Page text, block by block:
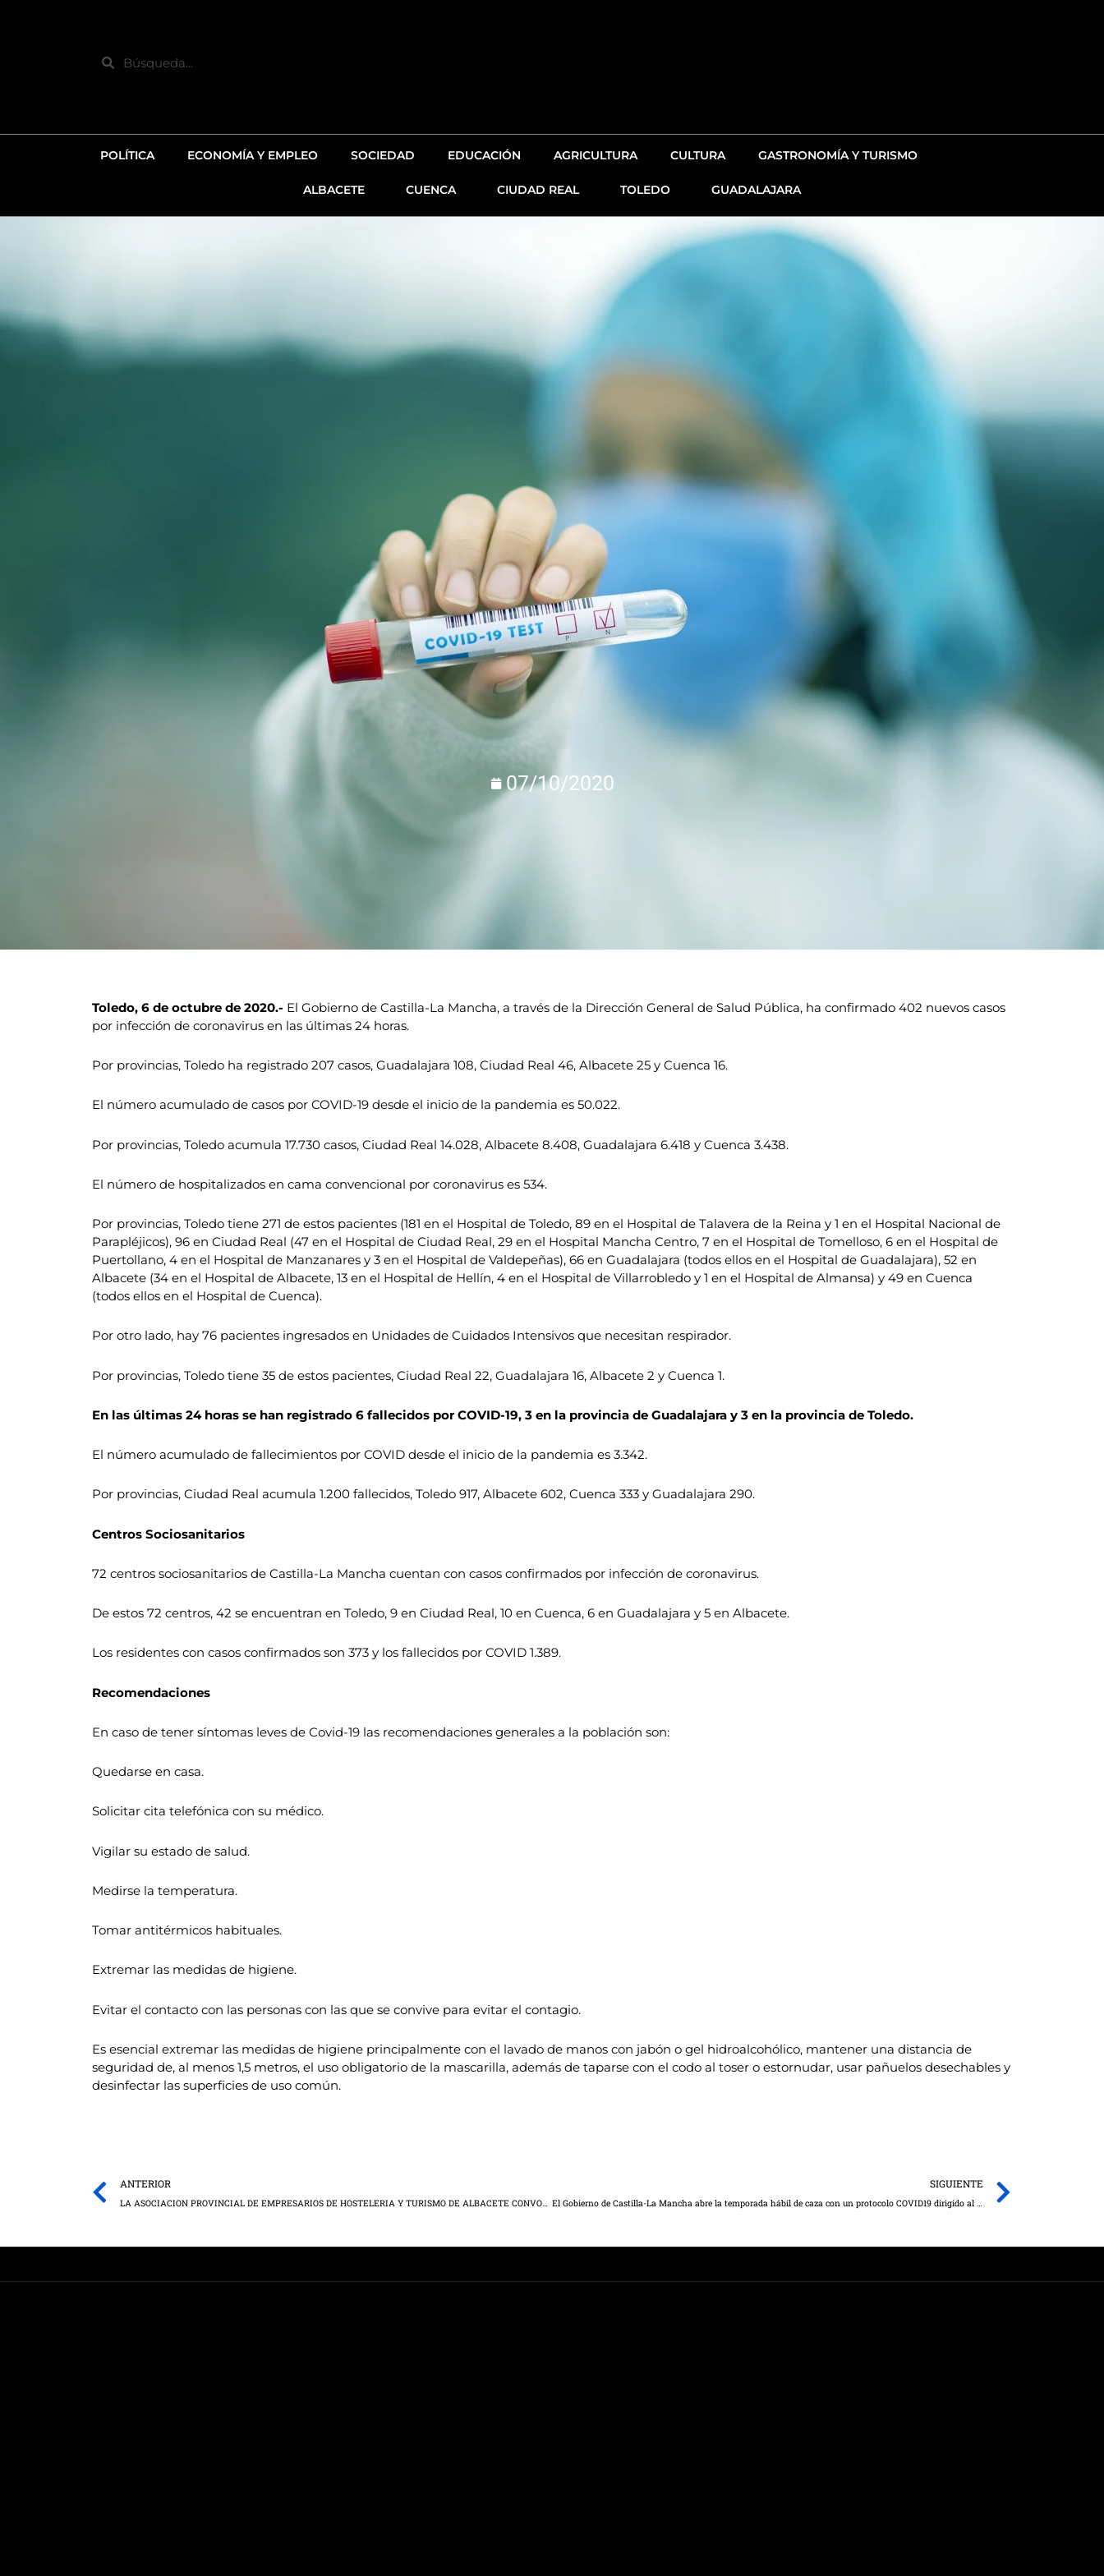
Search
POLÍTICA ECONOMÍA Y EMPLEO SOCIEDAD EDUCACIÓN AGRICULTURA CULTURA GASTRONOMÍA Y TURISMO
ALBACETE CUENCA CIUDAD REAL TOLEDO GUADALAJARA
07/10/2020
Toledo, 6 de octubre de 2020.- El Gobierno de Castilla-La Mancha, a través de la Dirección General de Salud Pública, ha confirmado 402 nuevos casos
por infección de coronavirus en las últimas 24 horas.
Por provincias, Toledo ha registrado 207 casos, Guadalajara 108, Ciudad Real 46, Albacete 25 y Cuenca 16.
El número acumulado de casos por COVID-19 desde el inicio de la pandemia es 50.022.
Por provincias, Toledo acumula 17.730 casos, Ciudad Real 14.028, Albacete 8.408, Guadalajara 6.418 y Cuenca 3.438.
El número de hospitalizados en cama convencional por coronavirus es 534.
Por provincias, Toledo tiene 271 de estos pacientes (181 en el Hospital de Toledo, 89 en el Hospital de Talavera de la Reina y 1 en el Hospital Nacional de
Parapléjicos), 96 en Ciudad Real (47 en el Hospital de Ciudad Real, 29 en el Hospital Mancha Centro, 7 en el Hospital de Tomelloso, 6 en el Hospital de
Puertollano, 4 en el Hospital de Manzanares y 3 en el Hospital de Valdepeñas), 66 en Guadalajara (todos ellos en el Hospital de Guadalajara), 52 en
Albacete (34 en el Hospital de Albacete, 13 en el Hospital de Hellín, 4 en el Hospital de Villarrobledo y 1 en el Hospital de Almansa) y 49 en Cuenca
(todos ellos en el Hospital de Cuenca).
Por otro lado, hay 76 pacientes ingresados en Unidades de Cuidados Intensivos que necesitan respirador.
Por provincias, Toledo tiene 35 de estos pacientes, Ciudad Real 22, Guadalajara 16, Albacete 2 y Cuenca 1.
En las últimas 24 horas se han registrado 6 fallecidos por COVID-19, 3 en la provincia de Guadalajara y 3 en la provincia de Toledo.
El número acumulado de fallecimientos por COVID desde el inicio de la pandemia es 3.342.
Por provincias, Ciudad Real acumula 1.200 fallecidos, Toledo 917, Albacete 602, Cuenca 333 y Guadalajara 290.
Centros Sociosanitarios
72 centros sociosanitarios de Castilla-La Mancha cuentan con casos confirmados por infección de coronavirus.
De estos 72 centros, 42 se encuentran en Toledo, 9 en Ciudad Real, 10 en Cuenca, 6 en Guadalajara y 5 en Albacete.
Los residentes con casos confirmados son 373 y los fallecidos por COVID 1.389.
Recomendaciones
En caso de tener síntomas leves de Covid-19 las recomendaciones generales a la población son:
Quedarse en casa.
Solicitar cita telefónica con su médico.
Vigilar su estado de salud.
Medirse la temperatura.
Tomar antitérmicos habituales.
Extremar las medidas de higiene.
Evitar el contacto con las personas con las que se convive para evitar el contagio.
Es esencial extremar las medidas de higiene principalmente con el lavado de manos con jabón o gel hidroalcohólico, mantener una distancia de
seguridad de, al menos 1,5 metros, el uso obligatorio de la mascarilla, además de taparse con el codo al toser o estornudar, usar pañuelos desechables y
desinfectar las superficies de uso común.
Prev
ANTERIOR
LA ASOCIACION PROVINCIAL DE EMPRESARIOS DE HOSTELERIA Y TURISMO DE ALBACETE CONVOCA UNA CONCENTRACION PARA EL PRÓXIMO DIA 08 DE OCTUBRE
SIGUIENTE
El Gobierno de Castilla-La Mancha abre la temporada hábil de caza con un protocolo COVID19 dirigido al sector “para que la práctica cinegética sea segura”